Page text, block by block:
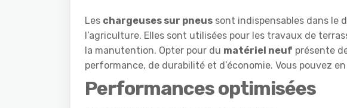
Les chargeuses sur pneus sont indispensables dans le
l’agriculture. Elles sont utilisées pour les travaux de
la manutention. Opter pour du matériel neuf présente
performance, de durabilité et d’économie. Vous pouvez
Performances optimisées